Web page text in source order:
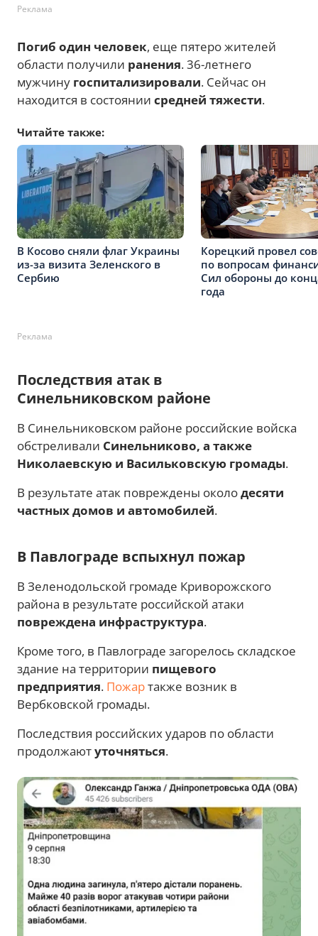
Реклама
Погиб один человек, еще пятеро жителей
области получили ранения. 36-летнего
мужчину госпитализировали. Сейчас он
находится в состоянии средней тяжести.
Читайте также:
В Косово сняли флаг Украины
из-за визита Зеленского в
Сербию
Корецкий провел
по вопросам
Сил обороны до
года
Реклама
Последствия атак в
Синельниковском районе
В Синельниковском районе российские войска
обстреливали Синельниково, а также
Николаевскую и Васильковскую громады.
В результате атак повреждены околодесяти
частных домов и автомобилей.
В Павлограде вспыхнул пожар
В Зеленодольской громаде Криворожского
района в результате российской атаки
повреждена инфраструктура.
Кроме того, в Павлограде загорелось складское
здание на территории пищевого
предприятия. Пожартакже возник в
Вербковской громады.
Последствия российских ударов по области
продолжаютуточняться.